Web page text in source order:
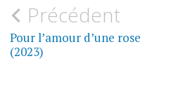
Navigation
de
Précédent
Pour l’amour d’une rose
(2023)